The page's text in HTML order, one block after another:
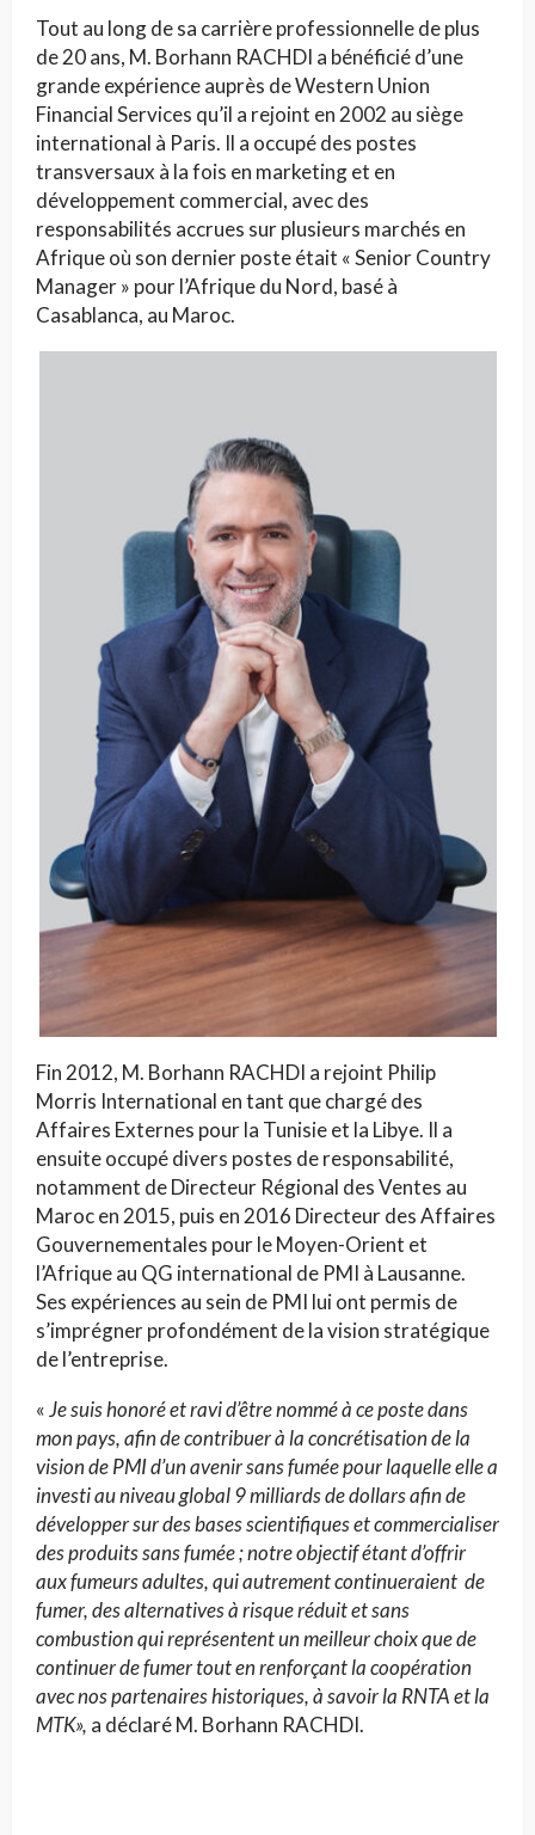
Tout au long de sa carrière professionnelle de plus
de 20 ans, M. Borhann RACHDI a bénéficié d’une
grande expérience auprès de Western Union
Financial Services qu’il a rejoint en 2002 au siège
international à Paris. Il a occupé des postes
transversaux à la fois en marketing et en
développement commercial, avec des
responsabilités accrues sur plusieurs marchés en
Afrique où son dernier poste était « Senior Country
Manager » pour l’Afrique du Nord, basé à
Casablanca, au Maroc.
Fin 2012, M. Borhann RACHDI a rejoint Philip
Morris International en tant que chargé des
Affaires Externes pour la Tunisie et la Libye. Il a
ensuite occupé divers postes de responsabilité,
notamment de Directeur Régional des Ventes au
Maroc en 2015, puis en 2016 Directeur des Affaires
Gouvernementales pour le Moyen-Orient et
l’Afrique au QG international de PMI à Lausanne.
Ses expériences au sein de PMI lui ont permis de
s’imprégner profondément de la vision stratégique
de l’entreprise.
«Je suis honoré et ravi d’être nommé à ce poste dans
mon pays, afin de contribuer à la concrétisation de la
vision de PMI d’un avenir sans fumée pour laquelle elle a
investi au niveau global 9 milliards de dollars afin de
développer sur des bases scientifiques et commercialiser
des produits sans fumée ; notre objectif étant d’offrir
aux fumeurs adultes, qui autrement continueraient de
fumer, des alternatives à risque réduit et sans
combustion qui représentent un meilleur choix que de
continuer de fumer tout en renforçant la coopération
avec nos partenaires historiques, à savoir la RNTA et la
MTK», a déclaré M. Borhann RACHDI.